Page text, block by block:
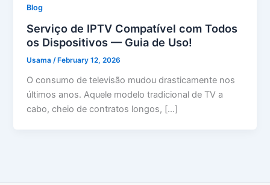
Blog
Serviço de IPTV Compatível com Todos
os Dispositivos — Guia de Uso!
Usama/ February 12, 2026
O consumo de televisão mudou drasticamente nos
últimos anos. Aquele modelo tradicional de TV a
cabo, cheio de contratos longos, […]